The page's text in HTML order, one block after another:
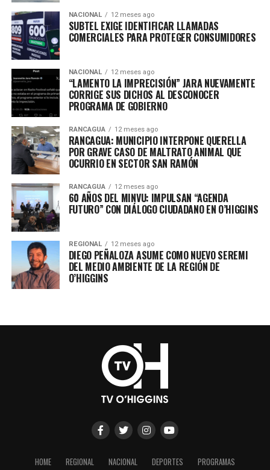
NACIONAL 12 meses ago
SUBTEL EXIGE IDENTIFICAR LLAMADAS
COMERCIALES PARA PROTEGER CONSUMIDORES
NACIONAL 12 meses ago
“LAMENTO LA IMPRECISIÓN” JARA NUEVAMENTE
CORRIGE SUS DICHOS AL DESCONOCER
PROGRAMA DE GOBIERNO
RANCAGUA 12 meses ago
RANCAGUA: MUNICIPIO INTERPONE QUERELLA
POR GRAVE CASO DE MALTRATO ANIMAL QUE
OCURRIO EN SECTOR SAN RAMÓN
RANCAGUA 12 meses ago
60 AÑOS DEL MINVU: IMPULSAN “AGENDA
FUTURO” CON DIÁLOGO CIUDADANO EN O’HIGGINS
REGIONAL 12 meses ago
DIEGO PEÑALOZA ASUME COMO NUEVO SEREMI
DEL MEDIO AMBIENTE DE LA REGIÓN DE
O’HIGGINS
HOME REGIONAL NACIONAL DEPORTES PROGRAMAS